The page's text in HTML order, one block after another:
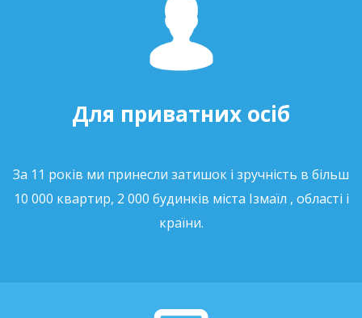
Для приватних осіб
За 11 років ми принесли затишок і зручність в більш
10 000 квартир, 2 000 будинків міста Ізмаїл , області і
країни.